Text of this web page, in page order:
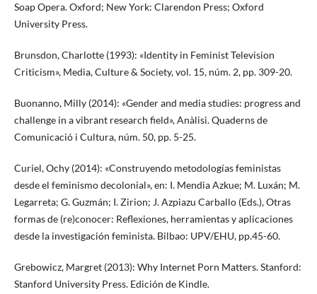
Soap Opera. Oxford; New York: Clarendon Press; Oxford
University Press.
Brunsdon, Charlotte (1993): «Identity in Feminist Television
Criticism», Media, Culture & Society, vol. 15, núm. 2, pp. 309-20.
Buonanno, Milly (2014): «Gender and media studies: progress and
challenge in a vibrant research field», Anàlisi. Quaderns de
Comunicació i Cultura, núm. 50, pp. 5-25.
Curiel, Ochy (2014): «Construyendo metodologías feministas
desde el feminismo decolonial», en: I. Mendia Azkue; M. Luxán; M.
Legarreta; G. Guzmán; I. Zirion; J. Azpiazu Carballo (Eds.), Otras
formas de (re)conocer: Reflexiones, herramientas y aplicaciones
desde la investigación feminista. Bilbao: UPV/EHU, pp.45-60.
Grebowicz, Margret (2013): Why Internet Porn Matters. Stanford:
Stanford University Press. Edición de Kindle.